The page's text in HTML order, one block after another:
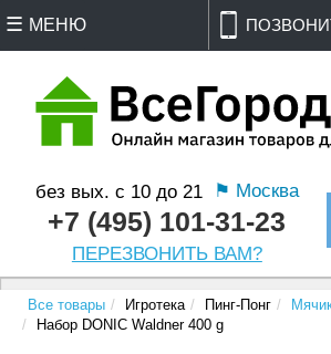
без вых. с 10 до 21 ⚑ Москва
+7 (495) 101-31-23
ПЕРЕЗВОНИТЬ ВАМ?
МЕНЮ
Все товары Игротека Пинг-Понг
Набор DONIC Waldner 400 g